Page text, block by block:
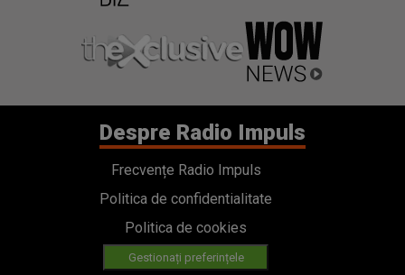
Despre Radio Impuls
Frecvențe Radio Impuls
Politica de confidentialitate
Politica de cookies
Gestionați preferințele